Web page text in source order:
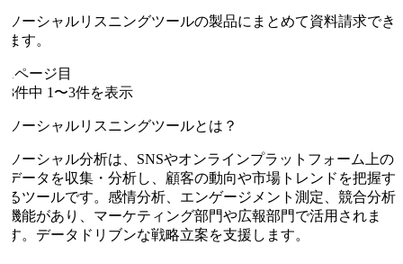
ーシャルリスニングツールの製品にまとめて資料請求でき
す。
ページ目
件中1 〜3件を表示
ーシャルリスニングツールとは？
ーシャル分析は、SNSやオンラインプラットフォーム上の
ータを収集・分析し、顧客の動向や市場トレンドを把握す
ツールです。感情分析、エンゲージメント測定、競合分析
能があり、マーケティング部門や広報部門で活用されま
。データドリブンな戦略立案を支援します。